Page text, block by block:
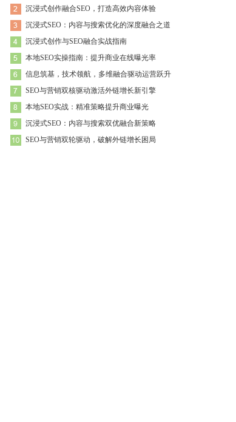
沉浸式创作融合SEO，打造高效内容体验
沉浸式SEO：内容与搜索优化的深度融合之道
沉浸式创作与SEO融合实战指南
本地SEO实操指南：提升商业在线曝光率
信息筑基，技术领航，多维融合驱动运营跃升
SEO与营销双核驱动激活外链增长新引擎
本地SEO实战：精准策略提升商业曝光
沉浸式SEO：内容与搜索双优融合新策略
SEO与营销双轮驱动，破解外链增长困局